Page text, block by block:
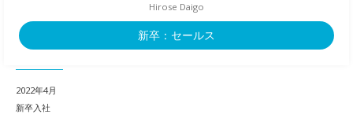
Hirose Daigo
新卒：セールス
2022年4月
新卒入社